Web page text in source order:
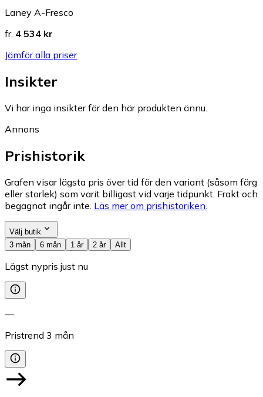
Laney A-Fresco
fr. 4 534 kr
Jämför alla priser
Insikter
Vi har inga insikter för den här produkten ännu.
Annons
Prishistorik
Grafen visar lägsta pris över tid för den variant (såsom färg
eller storlek) som varit billigast vid varje tidpunkt. Frakt och
begagnat ingår inte. Läs mer om prishistoriken.
Välj butik
3 mån
6 mån 1 år 2 år Allt
Lägst nypris just nu
—
Pristrend 3 mån